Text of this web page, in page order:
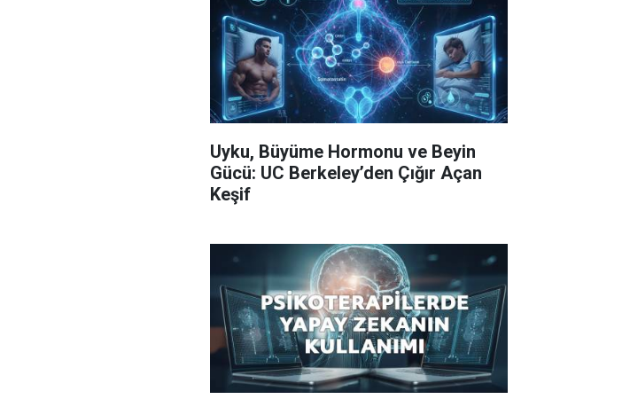
Uyku, Büyüme Hormonu ve Beyin
Gücü: UC Berkeley’den Çığır Açan
Keşif